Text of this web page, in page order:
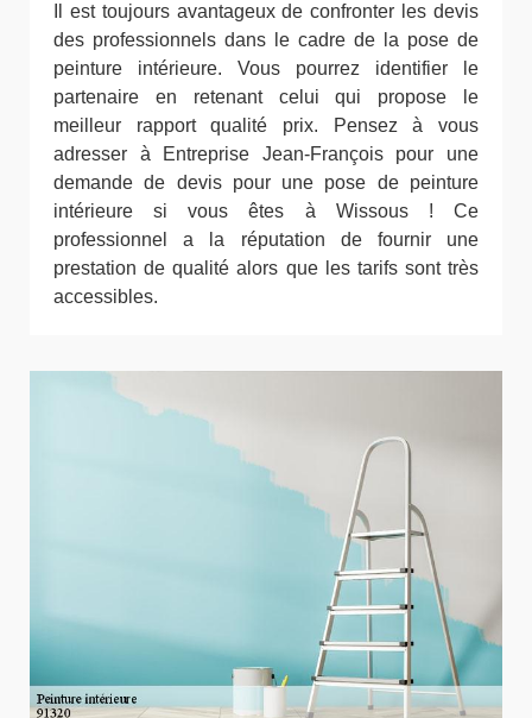
Il est toujours avantageux de confronter les devis
des professionnels dans le cadre de la pose de
peinture intérieure. Vous pourrez identifier le
partenaire en retenant celui qui propose le
meilleur rapport qualité prix. Pensez à vous
adresser à Entreprise Jean-François pour une
demande de devis pour une pose de peinture
intérieure si vous êtes à Wissous ! Ce
professionnel a la réputation de fournir une
prestation de qualité alors que les tarifs sont très
accessibles.